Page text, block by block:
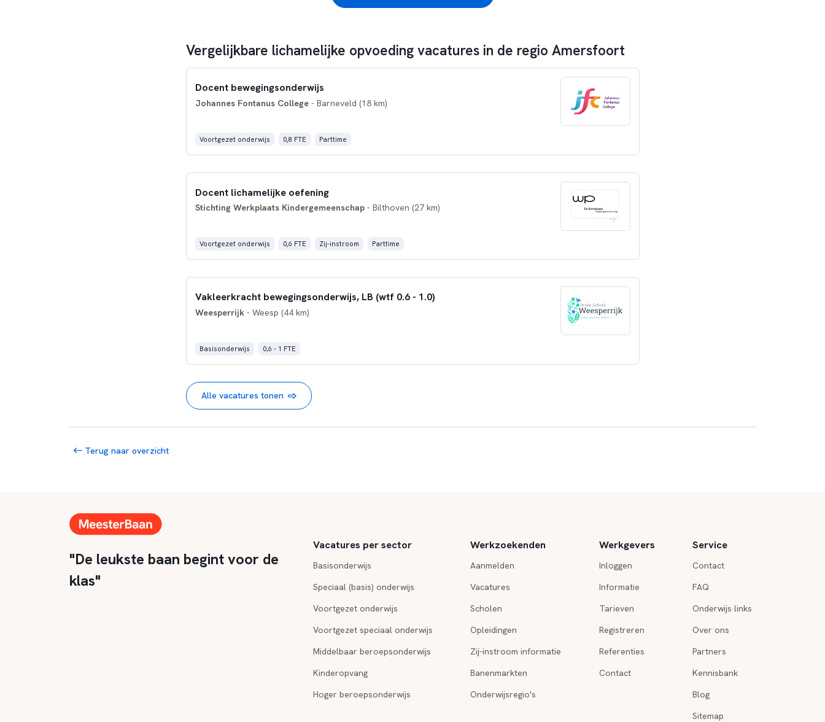
Vergelijkbare lichamelijke opvoeding vacatures in de regio Amersfoort
Docent bewegingsonderwijs
Johannes Fontanus College- Barneveld (18 km)
Voortgezet onderwijs 0,8 FTE Parttime
Docent lichamelijke oefening
Stichting Werkplaats Kindergemeenschap- Bilthoven (27 km)
Voortgezet onderwijs 0,6 FTE Zij-instroom Parttime
Vakleerkracht bewegingsonderwijs, LB (wtf 0.6 - 1.0)
Weesperrijk - Weesp (44 km)
Basisonderwijs 0,6 - 1 FTE
Alle vacatures tonen
Terug naar overzicht
"De leukste baan begint voor de
klas"
Vacatures per sector
Basisonderwijs
Speciaal (basis) onderwijs
Voortgezet onderwijs
Voortgezet speciaal onderwijs
Middelbaar beroepsonderwijs
Kinderopvang
Hoger beroepsonderwijs
Werkzoekenden
Aanmelden
Vacatures
Scholen
Opleidingen
Zij-instroom informatie
Banenmarkten
Onderwijsregio's
Werkgevers
Inloggen
Informatie
Tarieven
Registreren
Referenties
Contact
Service
Contact
FAQ
Onderwijs links
Over ons
Partners
Kennisbank
Blog
Sitemap